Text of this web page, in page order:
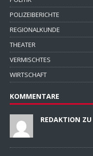
POLIZEIBERICHTE
REGIONALKUNDE
THEATER
VERMISCHTES
WIRTSCHAFT
KOMMENTARE
REDAKTION ZU